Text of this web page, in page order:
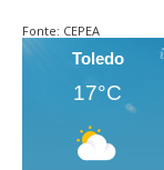
Fonte: CEPEA
Toledo
17°C